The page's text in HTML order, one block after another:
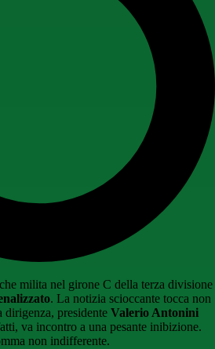
milita nel girone C della terza divisione
. La notizia scioccante tocca non
dirigenza, presidente Valerio Antonini
va incontro a una pesante inibizione.
non indifferente.